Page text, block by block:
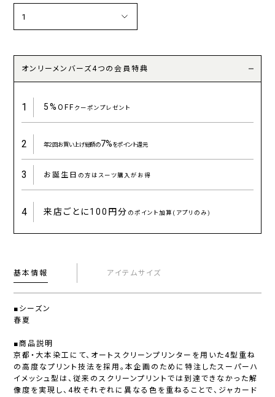
オンリーメンバーズ4つの会員特典
1 5%OFFクーポンプレゼント
2 年2回お買い上げ総額の7%をポイント還元
3 お誕生日 の方はスーツ購入がお得
4 来店ごとに100円分 のポイント加算(アプリのみ)
基本情報 アイテムサイズ
■シーズン
春夏
■商品説明
京都・大本染工にて、オートスクリーンプリンターを用いた4型重ね
の高度なプリント技法を採用。本企画のために特注したスーパーハ
イメッシュ型は、従来のスクリーンプリントでは到達できなかった解
像度を実現し、4枚それぞれに異なる色を重ねることで、ジャカード